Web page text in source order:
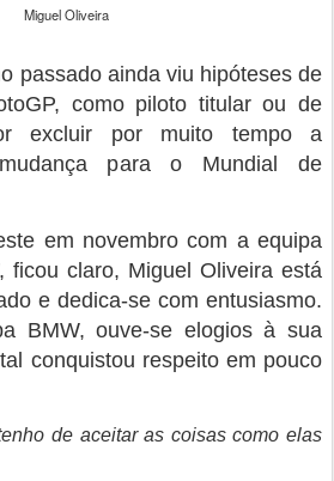
Miguel Oliveira
passado ainda viu hipóteses de
como piloto titular ou de
excluir por muito tempo a
para o Mundial de
em novembro com a equipa
ficou claro, Miguel Oliveira está
e dedica-se com entusiasmo.
BMW, ouve-se elogios à sua
conquistou respeito em pouco
de aceitar as coisas como elas